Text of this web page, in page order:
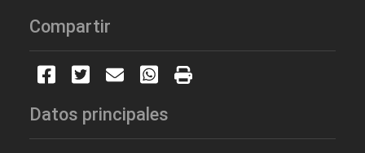
Compartir
Datos principales